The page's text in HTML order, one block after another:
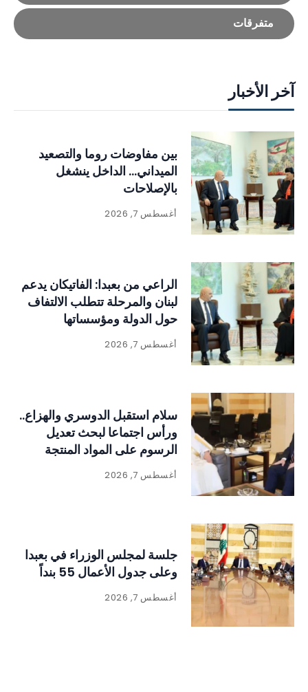
متفرقات
آخر الأخبار
بين مفاوضات روما والتصعيد
الميداني… الداخل ينشغل
بالإصلاحات
أغسطس 7, 2026
الراعي من بعبدا: الفاتيكان يدعم
لبنان والمرحلة تتطلب الالتفاف
حول الدولة ومؤسساتها
أغسطس 7, 2026
سلام استقبل الدوسري والهزاع..
ورأس اجتماعا لبحث تعديل
الرسوم على المواد المنتجة
للنفايات
أغسطس 7, 2026
جلسة لمجلس الوزراء في بعبدا
وعلى جدول الأعمال 55 بنداً
أغسطس 7, 2026